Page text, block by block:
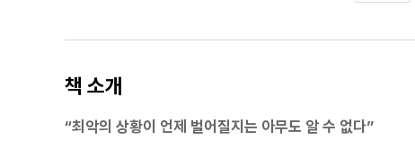
책 소개
“최악의 상황이 언제 벌어질지는 아무도 알 수 없다”